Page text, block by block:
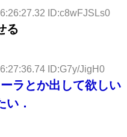
ID:c8wFJSLs0
る
ID:G7y/JigH0
とか出して欲しい
．